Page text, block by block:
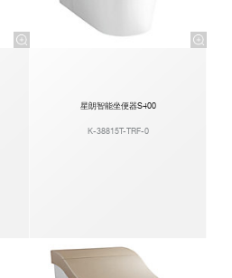
星朗智能坐便器S400
K-38815T-TRF-0